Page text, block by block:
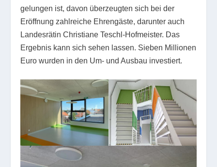
gelungen ist, davon überzeugten sich bei der
Eröffnung zahlreiche Ehrengäste, darunter auch
Landesrätin Christiane Teschl-Hofmeister. Das
Ergebnis kann sich sehen lassen. Sieben Millionen
Euro wurden in den Um- und Ausbau investiert.